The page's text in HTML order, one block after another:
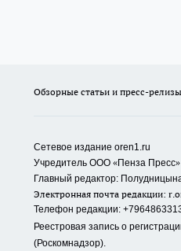
Обзорные статьи и пресс-релизы
Сетевое издание oren1.ru
Учредитель ООО «Пенза Пресс»
Главный редактор:
Электронная почта редакции:
Телефон редакции:
Реестровая запись о
(Роскомнадзор).